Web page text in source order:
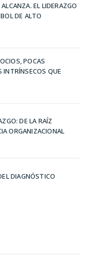
EL LIDERAZGO
DE ALTO
POCAS
INTRÍNSECOS QUE
DE LA RAÍZ
ORGANIZACIONAL
DIAGNÓSTICO